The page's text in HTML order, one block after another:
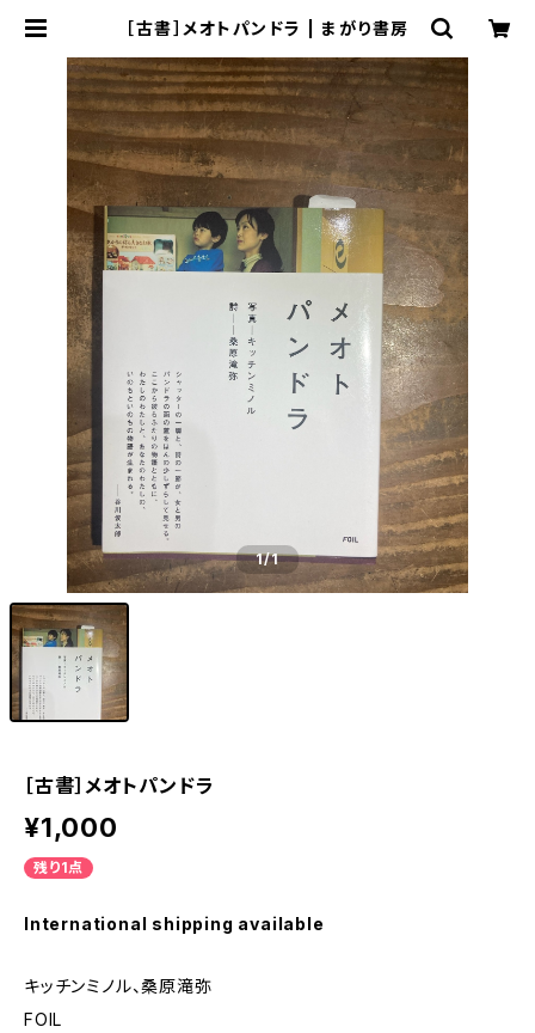
［古書］メオトパンドラ | まがり書房
1/1
［古書］メオトパンドラ
¥1,000
残り1点
International shipping available
キッチンミノル、桑原滝弥
FOIL